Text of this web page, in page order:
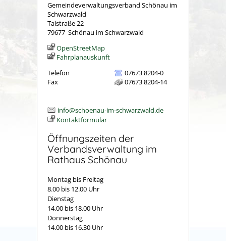
Gemeindeverwaltungsverband Schönau im
Schwarzwald
Talstraße 22
79677 Schönau im Schwarzwald
OpenStreetMap
Fahrplanauskunft
Telefon
07673 8204-0
Fax
07673 8204-14
info@schoenau-im-schwarzwald.de
Kontaktformular
Öffnungszeiten der
Verbandsverwaltung im
Rathaus Schönau
Montag bis Freitag
8.00 bis 12.00 Uhr
Dienstag
14.00 bis 18.00 Uhr
Donnerstag
14.00 bis 16.30 Uhr